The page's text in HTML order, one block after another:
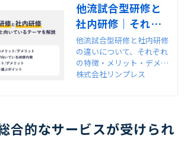
他流試合型研修と
社内研修｜それぞ
れの違いと向いて
いるテーマを解説
他流試合型研修と社内研修
の違いについて、それぞれ
の特徴・メリット・デメリ
ットを比較し、向いている
株式会社リンプレス
合的なサービスが受けられ